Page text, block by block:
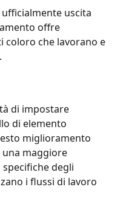
uscita
offre
coloro che lavorano e
di impostare
di elemento
miglioramento
maggiore
degli
i flussi di lavoro